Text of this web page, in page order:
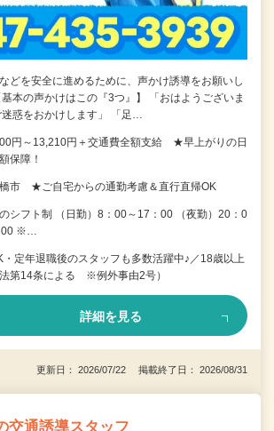
どを安全に進めるために、声かけ誘導をお願いし
基本の声かけはこの『3つ』】 「おはようございま
迷惑をおかけします」 「足…
円～13,210円＋交通費全額支給 ★早上がりの日
保障！
市 ★ご自宅からの通勤考慮＆直行直帰OK
シフト制 （日勤）8：00～17：00 （夜勤）20：0
00 ※…
・定年退職後のスタッフも多数活躍中♪／18歳以上
法第14条による ※例外事由2号）
詳細を見る
更新日： 2026/07/22 掲載終了日： 2026/08/31
交通誘導スタッフ